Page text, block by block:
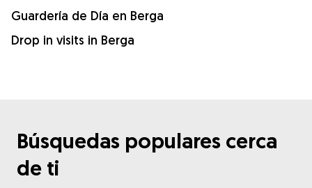
Guardería de Día en Berga
Drop in visits in Berga
Búsquedas populares cerca
de ti